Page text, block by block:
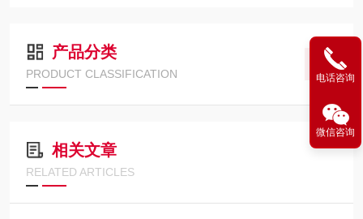
产品分类
PRODUCT CLASSIFICATION
相关文章
RELATED ARTICLES
电话咨询
微信咨询